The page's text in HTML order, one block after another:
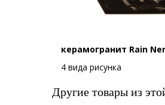
керамогранит Rain
4 вида рисунка
Другие товары из